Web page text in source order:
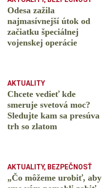
Odesa zažila
najmasívnejší útok od
začiatku špeciálnej
vojenskej operácie
AKTUALITY
Chcete vedieť kde
smeruje svetová moc?
Sledujte kam sa presúva
trh so zlatom
AKTUALITY, BEZPEČNOSŤ
„Čo môžeme urobiť, aby